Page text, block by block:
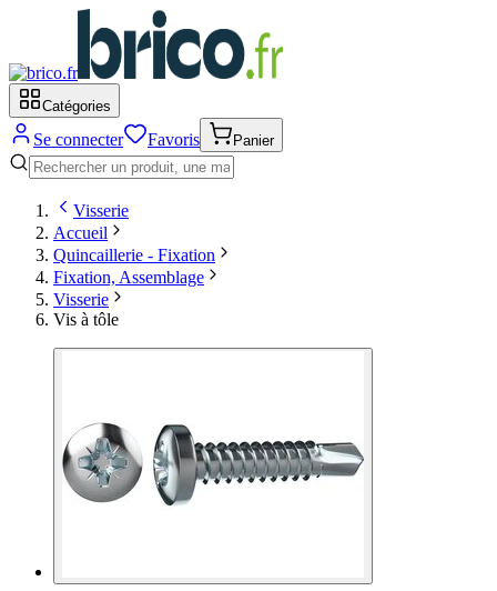
Catégories
Se connecter Favoris Panier
Visserie
Accueil
Quincaillerie - Fixation
Fixation, Assemblage
Visserie
Vis à tôle